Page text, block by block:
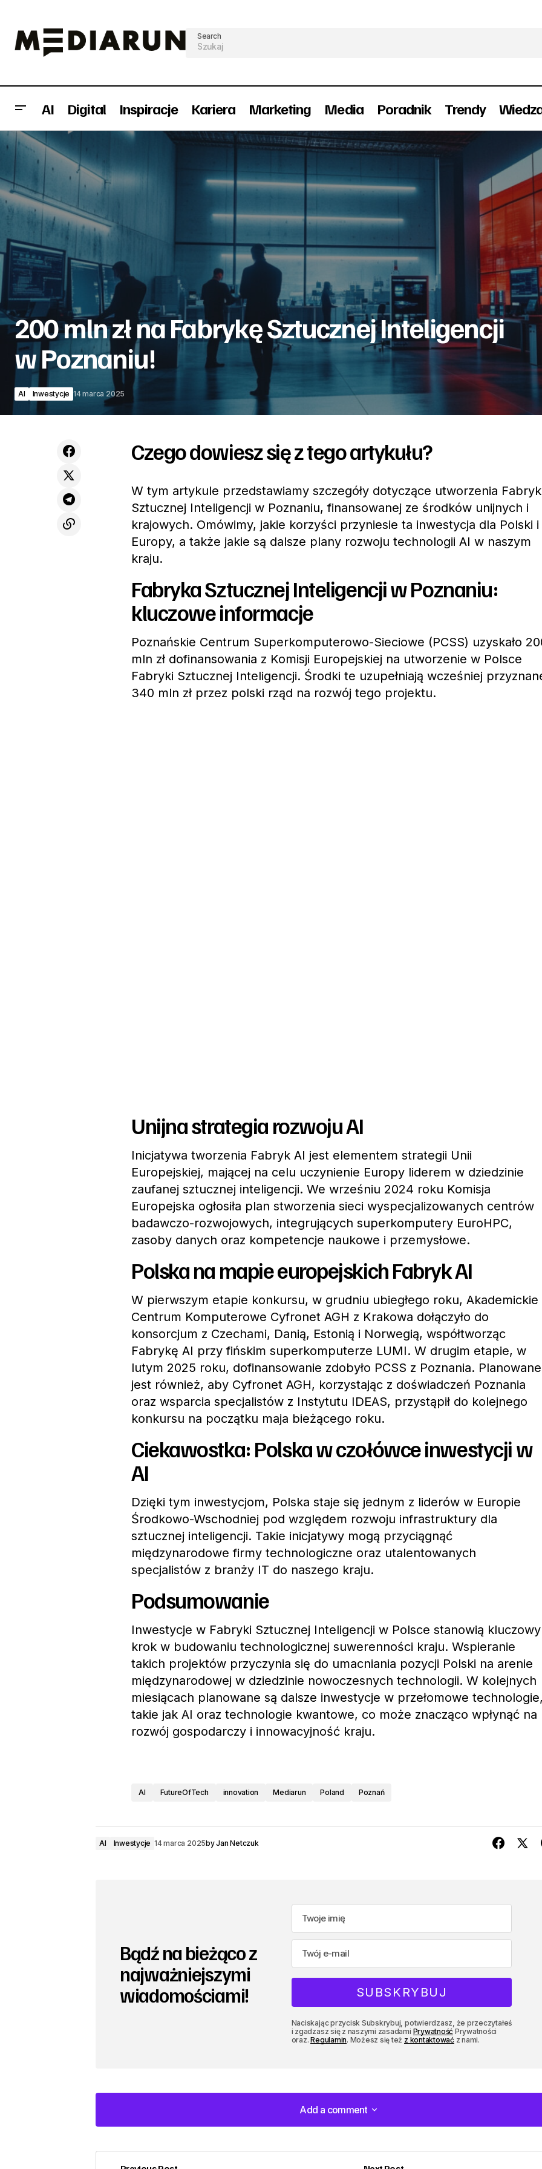
Search
AI Digital Inspiracje Kariera Marketing Media Poradnik Trendy
Kłopot galerii i centrów handlowych –
czy e-commerce wyprzedzi handel
stacjonarny?
Inwestycje 200 mln zł na Fabrykę Sztucznej Inteligencji w
200 mln zł na Fabrykę Sztucznej Inteligencji
w Poznaniu!
AI Inwestycje 14 marca 2025
Czego dowiesz się z tego artykułu?
W tym artykule przedstawiamy szczegóły dotyczące utworzenia
Sztucznej Inteligencji w Poznaniu, finansowanej ze środków unijnych i
krajowych. Omówimy, jakie korzyści przyniesie ta inwestycja dla Polski i
Europy, a także jakie są dalsze plany rozwoju technologii AI w naszym
kraju.
Fabryka Sztucznej Inteligencji w Poznaniu:
kluczowe informacje
Poznańskie Centrum Superkomputerowo-Sieciowe (PCSS) uzyskało
mln zł dofinansowania z Komisji Europejskiej na utworzenie w Polsce
Fabryki Sztucznej Inteligencji. Środki te uzupełniają wcześniej
340 mln zł przez polski rząd na rozwój tego projektu.
Unijna strategia rozwoju AI
Inicjatywa tworzenia Fabryk AI jest elementem strategii Unii
Europejskiej, mającej na celu uczynienie Europy liderem w dziedzinie
zaufanej sztucznej inteligencji. We wrześniu 2024 roku Komisja
Europejska ogłosiła plan stworzenia sieci wyspecjalizowanych centrów
badawczo-rozwojowych, integrujących superkomputery EuroHPC,
zasoby danych oraz kompetencje naukowe i przemysłowe.
Polska na mapie europejskich Fabryk AI
W pierwszym etapie konkursu, w grudniu ubiegłego roku, Akademickie
Centrum Komputerowe Cyfronet AGH z Krakowa dołączyło do
konsorcjum z Czechami, Danią, Estonią i Norwegią, współtworząc
Fabrykę AI przy fińskim superkomputerze LUMI. W drugim etapie, w
lutym 2025 roku, dofinansowanie zdobyło PCSS z Poznania. Planowane
jest również, aby Cyfronet AGH, korzystając z doświadczeń Poznania
oraz wsparcia specjalistów z Instytutu IDEAS, przystąpił do kolejnego
konkursu na początku maja bieżącego roku.
Ciekawostka: Polska w czołówce inwestycji w
AI
Dzięki tym inwestycjom, Polska staje się jednym z liderów w Europie
Środkowo-Wschodniej pod względem rozwoju infrastruktury dla
sztucznej inteligencji. Takie inicjatywy mogą przyciągnąć
międzynarodowe firmy technologiczne oraz utalentowanych
specjalistów z branży IT do naszego kraju.
Podsumowanie
Inwestycje w Fabryki Sztucznej Inteligencji w Polsce stanowią kluczowy
krok w budowaniu technologicznej suwerenności kraju. Wspieranie
takich projektów przyczynia się do umacniania pozycji Polski na arenie
międzynarodowej w dziedzinie nowoczesnych technologii. W kolejnych
miesiącach planowane są dalsze inwestycje w przełomowe
takie jak AI oraz technologie kwantowe, co może znacząco wpłynąć na
rozwój gospodarczy i innowacyjność kraju.
AI FutureOfTech innovation Mediarun Poland Poznań
AI Inwestycje 14 marca 2025byJan Netczuk
Bądź na bieżąco z
najważniejszymi
wiadomościami!
Naciskając przycisk Subskrybuj, potwierdzasz, że przeczytałeś
i zgadzasz się z naszymi zasadami Prywatność Prywatności
oraz.Regulamin. Możesz się też z kontaktowaćz nami.
Add a comment
Add a comment